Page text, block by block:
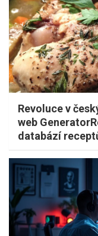
Revoluce v
web
databází